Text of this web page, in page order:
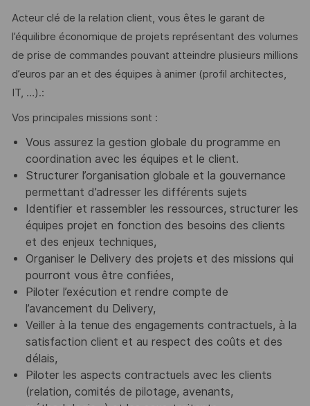
Acteur clé de la relation client, vous êtes le garant de
l’équilibre économique de projets représentant des volumes
de prise de commandes pouvant atteindre plusieurs millions
d’euros par an et des équipes à animer (profil architectes,
IT, …).:
Vos principales missions sont :
Vous assurez la gestion globale du programme en
coordination avec les équipes et le client.
Structurer l’organisation globale et la gouvernance
permettant d’adresser les différents sujets
Identifier et rassembler les ressources, structurer les
équipes projet en fonction des besoins des clients
et des enjeux techniques,
Organiser le Delivery des projets et des missions qui
pourront vous être confiées,
Piloter l’exécution et rendre compte de
l’avancement du Delivery,
Veiller à la tenue des engagements contractuels, à la
satisfaction client et au respect des coûts et des
délais,
Piloter les aspects contractuels avec les clients
(relation, comités de pilotage, avenants,